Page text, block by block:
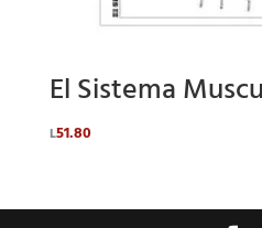
El Sistema
L51.80